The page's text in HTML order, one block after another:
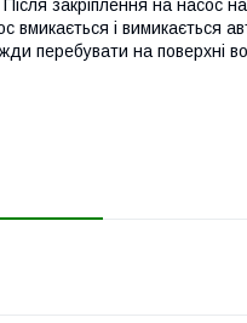
Після закріплення на насос
вмикається і вимикається
перебувати на поверхні